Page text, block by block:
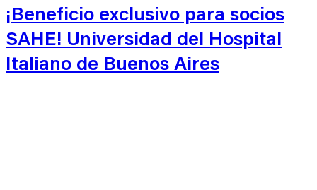
¡Beneficio exclusivo para socios
SAHE! Universidad del Hospital
Italiano de Buenos Aires